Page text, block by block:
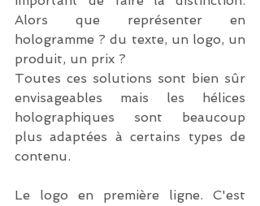
Alors que représenter en
hologramme ? du texte, un logo, un
produit, un prix ?
Toutes ces solutions sont bien sûr
envisageables mais les hélices
holographiques sont beaucoup
plus adaptées à certains types de
contenu.
Le logo en première ligne. C'est